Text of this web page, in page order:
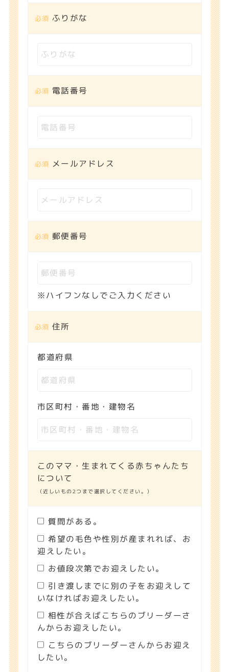
ふりがな
電話番号
メールアドレス
郵便番号
※ハイフンなしでご入力ください
住所
都道府県
市区町村・番地・建物名
このママ・生まれてくる赤ちゃんたち
について
（近しいもの2つまで選択してください。）
質問がある。
希望の毛色や性別が産まれれば、お
迎えしたい。
お値段次第でお迎えしたい。
引き渡しまでに別の子をお迎えして
いなければお迎えしたい。
相性が合えばこちらのブリーダーさ
んからお迎えしたい。
こちらのブリーダーさんからお迎え
したい。